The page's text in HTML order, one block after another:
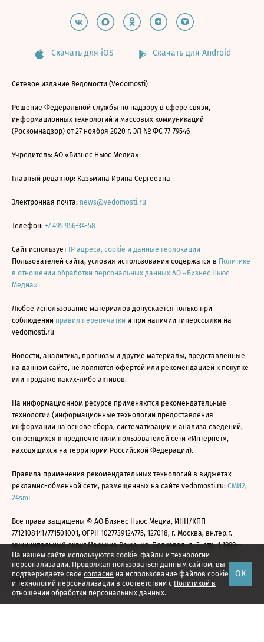
На нашем сайте используются cookie-файлы и технологии
персонализации. Продолжая пользоваться данным сайтом, вы
подтверждаете свое согласие на использование файлов cookie
и технологий персонализации в соответствии с Политикой в
отношении обработки персональных данных.
ОК
Скачать для iOS Скачать для Android
Сетевое издание Ведомости (Vedomosti)
Решение Федеральной службы по надзору в сфере связи,
информационных технологий и массовых коммуникаций
(Роскомнадзор) от 27 ноября 2020 г. ЭЛ № ФС 77-79546
Учредитель: АО «Бизнес Ньюс Медиа»
Главный редактор: Казьмина Ирина Сергеевна
Электронная почта: news@vedomosti.ru
Телефон: +7 495 956-34-58
Сайт использует IP адреса, cookie и данные геолокации
Пользователей сайта, условия использования содержатся в Политике
в отношении обработки персональных данных АО «Бизнес Ньюс
Медиа»
Любое использование материалов допускается только при
соблюдении правил перепечатки и при наличии гиперссылки на
vedomosti.ru
Новости, аналитика, прогнозы и другие материалы, представленные
на данном сайте, не являются офертой или рекомендацией к покупке
или продаже каких-либо активов.
На информационном ресурсе применяются рекомендательные
технологии (информационные технологии предоставления
информации на основе сбора, систематизации и анализа сведений,
относящихся к предпочтениям пользователей сети «Интернет»,
находящихся на территории Российской Федерации).
Правила применения рекомендательных технологий в виджетах
рекламно-обменной сети, размещенных на сайте vedomosti.ru: СМИ2,
24smi
Все права защищены © АО Бизнес Ньюс Медиа, ИНН/КПП
7712108141/771501001, ОГРН 1027739124775, 127018, г. Москва, вн.тер.г.
муниципальный округ Марьина Роща, ул. Полковая, д. 3, стр. 1 1999—
2026